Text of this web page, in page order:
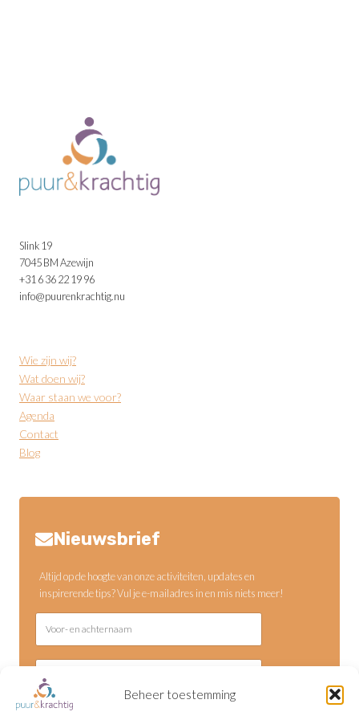
Beheer toestemming
Slink 19
7045 BM Azewijn
+31 6 36 22 19 96
info@puurenkrachtig.nu
Wie zijn wij?
Wat doen wij?
Waar staan we voor?
Agenda
Contact
Blog
Nieuwsbrief
Altijd op de hoogte van onze activiteiten, updates en
inspirerende tips? Vul je e-mailadres in en mis niets meer!